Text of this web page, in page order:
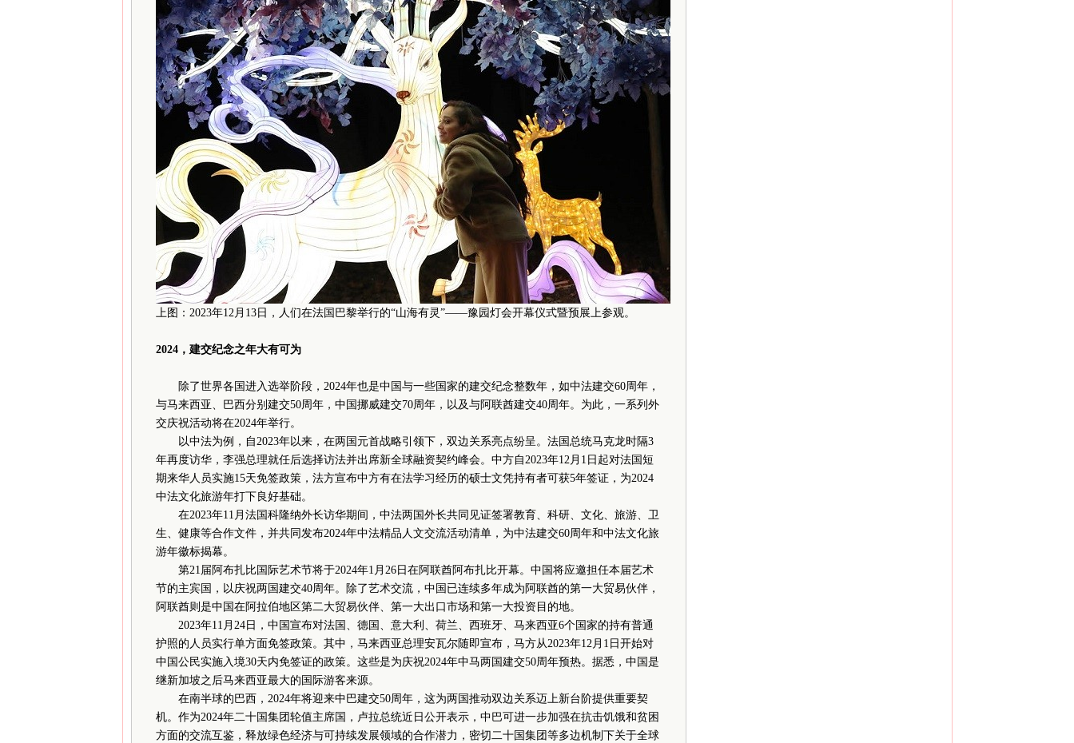
上图：2023年12月13日，人们在法国巴黎举行的“山海有灵”——豫园灯会开幕仪式暨预展上参观。
2024，建交纪念之年大有可为
除了世界各国进入选举阶段，2024年也是中国与一些国家的建交纪念整数年，如中法建交60周年，
与马来西亚、巴西分别建交50周年，中国挪威建交70周年，以及与阿联酋建交40周年。为此，一系列外
交庆祝活动将在2024年举行。
以中法为例，自2023年以来，在两国元首战略引领下，双边关系亮点纷呈。法国总统马克龙时隔3
年再度访华，李强总理就任后选择访法并出席新全球融资契约峰会。中方自2023年12月1日起对法国短
期来华人员实施15天免签政策，法方宣布中方有在法学习经历的硕士文凭持有者可获5年签证，为2024
中法文化旅游年打下良好基础。
在2023年11月法国科隆纳外长访华期间，中法两国外长共同见证签署教育、科研、文化、旅游、卫
生、健康等合作文件，并共同发布2024年中法精品人文交流活动清单，为中法建交60周年和中法文化旅
游年徽标揭幕。
第21届阿布扎比国际艺术节将于2024年1月26日在阿联酋阿布扎比开幕。中国将应邀担任本届艺术
节的主宾国，以庆祝两国建交40周年。除了艺术交流，中国已连续多年成为阿联酋的第一大贸易伙伴，
阿联酋则是中国在阿拉伯地区第二大贸易伙伴、第一大出口市场和第一大投资目的地。
2023年11月24日，中国宣布对法国、德国、意大利、荷兰、西班牙、马来西亚6个国家的持有普通
护照的人员实行单方面免签政策。其中，马来西亚总理安瓦尔随即宣布，马方从2023年12月1日开始对
中国公民实施入境30天内免签证的政策。这些是为庆祝2024年中马两国建交50周年预热。据悉，中国是
继新加坡之后马来西亚最大的国际游客来源。
在南半球的巴西，2024年将迎来中巴建交50周年，这为两国推动双边关系迈上新台阶提供重要契
机。作为2024年二十国集团轮值主席国，卢拉总统近日公开表示，中巴可进一步加强在抗击饥饿和贫困
方面的交流互鉴，释放绿色经济与可持续发展领域的合作潜力，密切二十国集团等多边机制下关于全球